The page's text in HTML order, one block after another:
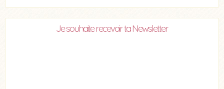
Je souhaite recevoir ta Newsletter